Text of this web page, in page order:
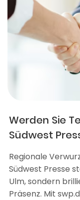
Werden Sie
Südwest
Regionale
Südwest Presse
Ulm, sondern
Präsenz. Mit